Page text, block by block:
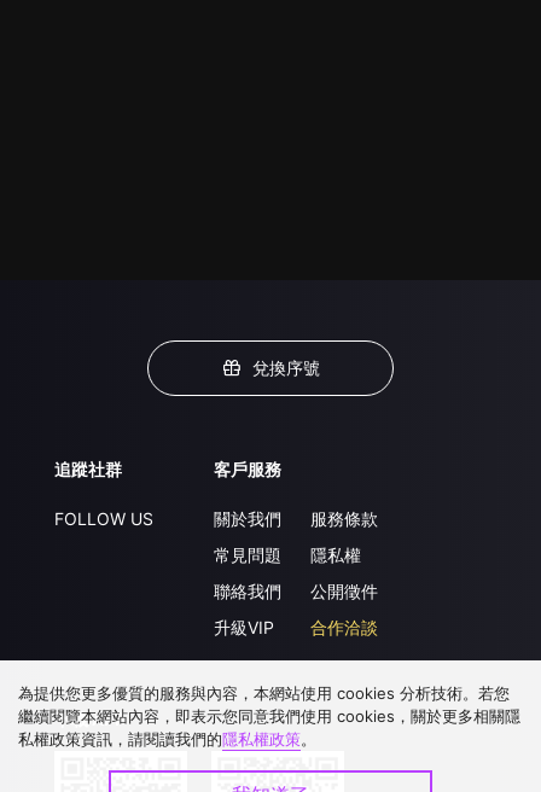
兌換序號
追蹤社群
FOLLOW US
客戶服務
關於我們
常見問題
聯絡我們
升級VIP
服務條款
隱私權
公開徵件
合作洽談
下載 APP
為提供您更多優質的服務與內容，本網站使用 cookies 分析技術。若您
繼續閱覽本網站內容，即表示您同意我們使用 cookies，關於更多相關隱
私權政策資訊，請閱讀我們的隱私權政策。